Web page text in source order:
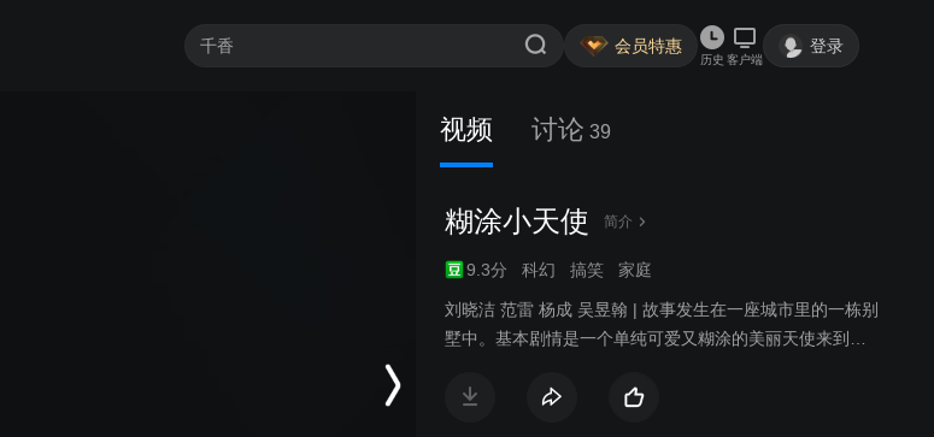
会员特惠
历史 客户端
登录
视频 讨论 39
糊涂小天使 简介
9.3分 科幻 搞笑 家庭
刘晓洁 范雷 杨成 吴昱翰 | 故事发生在一座城市里的一栋别
墅中。基本剧情是一个单纯可爱又糊涂的美丽天使来到人
起，在她一个个糊涂仙法的作用下，他们的生活有欢笑，